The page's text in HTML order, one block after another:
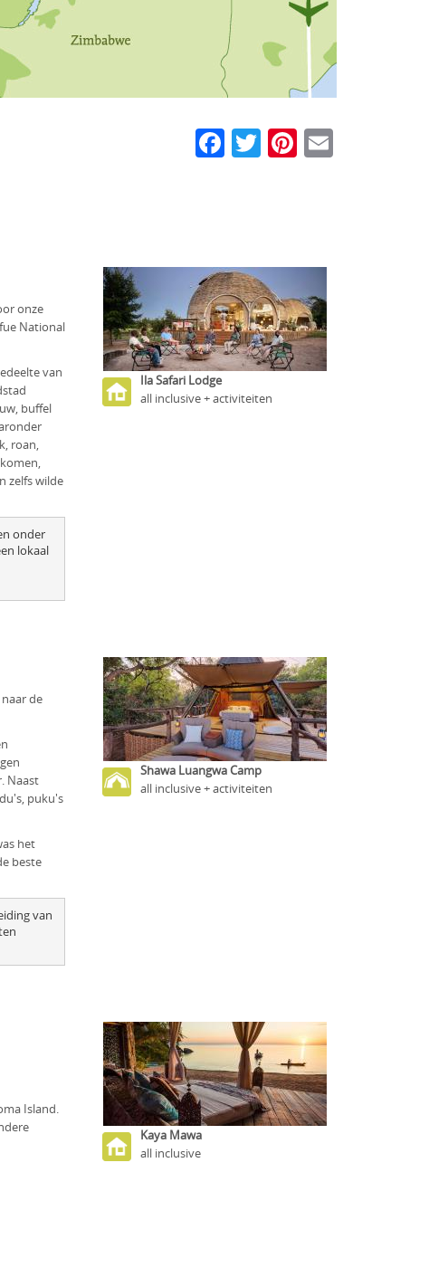
Facebook
TwitterPinterest
onze
National
van
buffel
roan,
zelfs wilde
onder
lokaal
Ila Safari Lodge
all inclusive + activiteiten
de
Naast
puku's
het
beste
van
Shawa Luangwa Camp
all inclusive + activiteiten
Island.
Kaya Mawa
all inclusive